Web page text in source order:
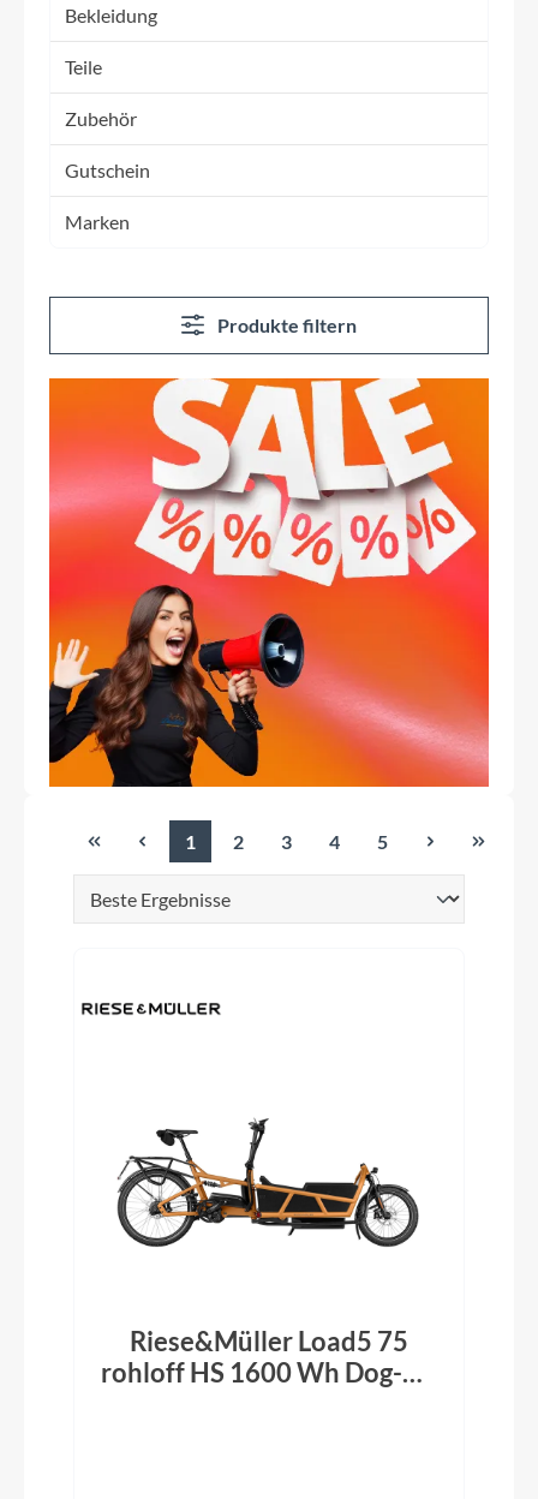
Bekleidung
Teile
Zubehör
Gutschein
Marken
Produkte filtern
Seite
1
Seite
2
Seite
3
Seite
4
Seite
5
Riese&Müller Load5 75
rohloff HS 1600 Wh Dog-Kit